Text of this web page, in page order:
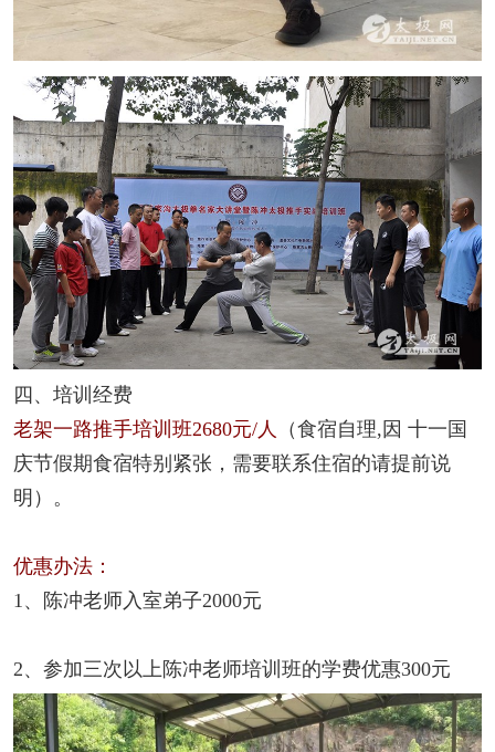
四、培训经费
老架一路推手培训班2680元/人
（食宿自理,因 十一国
庆节假期食宿特别紧张，需要联系住宿的请提前说
明）。
优惠办法：
1、陈冲老师入室弟子2000元
2、参加三次以上陈冲老师培训班的学费优惠300元